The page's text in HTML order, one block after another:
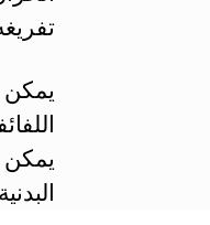
يمكن
يمكن